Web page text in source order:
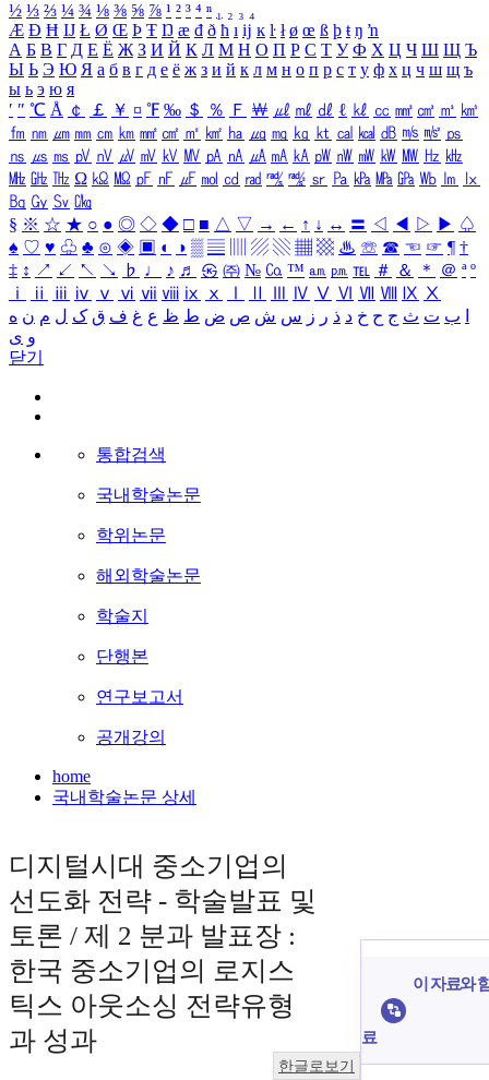
½ ⅓ ⅔ ¼ ¾ ⅛ ⅜ ⅝ ⅞ ¹ ² ³ ⁴ ⁿ ₁ ₂ ₃ ₄
Æ Ð Ħ Ĳ Ł Ø Œ Þ Ŧ Ŋ æ đ ð ħ ı ĳ ĸ ŀ ł ø œ ß þ ŧ ŋ ŉ
А Б В Г Д Е Ё Ж З И Й К Л М Н О П Р С Т У Ф Х Ц Ч Ш Щ Ъ
Ы Ь Э Ю Я а б в г д е ё ж з и й к л м н о п р с т у ф х ц ч ш щ ъ
ы ь э ю я
′ ″ ℃ Å ￠ ￡ ￥ ¤ ℉ ‰ ＄ ％ Ｆ ￦ ㎕ ㎖ ㎗ ℓ ㎘ ㏄ ㎣ ㎤ ㎥ ㎦
㎙ ㎚ ㎛ ㎜ ㎝ ㎞ ㎟ ㎠ ㎡ ㎢ ㏊ ㎍ ㎎ ㎏ ㏏ ㎈ ㎉ ㏈ ㎧ ㎨ ㎰
㎱ ㎲ ㎳ ㎴ ㎵ ㎶ ㎷ ㎸ ㎹ ㎀ ㎁ ㎂ ㎃ ㎄ ㎺ ㎻ ㎽ ㎾ ㎿ ㎐ ㎑
㎒ ㎓ ㎔ Ω ㏀ ㏁ ㎊ ㎋ ㎌ ㏖ ㏅ ㎭ ㎮ ㎯ ㏛ ㎩ ㎪ ㎫ ㎬ ㏝ ㏐
㏓
㏃ ㏉ ㏜ ㏆
§ ※ ☆ ★ ○ ● ◎ ◇ ◆ □ ■ △ ▽ → ← ↑ ↓ ↔ 〓 ◁ ◀ ▷ ▶ ♤
♠ ♡ ♥ ♧ ♣ ⊙ ◈ ▣ ◐ ◑ ▒ ▤ ▨ ▧ ▦ ▩ ♨ ☏ ☎ ☜ ☞ ¶ †
‡ ↕ ↗ ↙ ↖ ↘ ♭ ♩ ♪ ♬ ㉿ ㈜ № ㏇ ™ ㏂ ㏘ ℡ ＃ ＆ ＊ ＠ ª º
ⅰ
ⅱ ⅲ ⅳ ⅴ ⅵ ⅶ ⅷ ⅸ ⅹ Ⅳ Ⅴ Ⅵ Ⅶ Ⅷ Ⅸ Ⅹ
ب ت ث ج ح خ د ذ ر ز س ش ص ض ط ظ ع غ ف ق ک ل م ن ه
و ی
닫기
통합검색
국내학술논문
학위논문
해외학술논문
학술지
단행본
연구보고서
공개강의
home
국내학술논문 상세
디지털시대 중소기업의
선도화 전략 - 학술발표 및
토론 / 제 2 분과 발표장 :
한국 중소기업의 로지스
틱스 아웃소싱 전략유형
과 성과
한글로보기
이 자료와
료